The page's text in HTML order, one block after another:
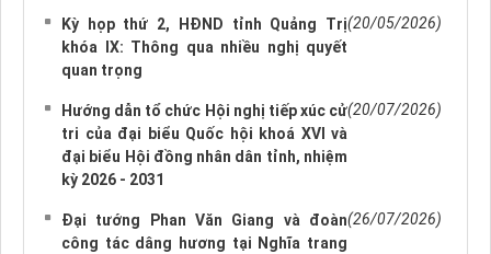
Kỳ họp thứ 2, HĐND tỉnh Quảng Trị
khóa IX: Thông qua nhiều nghị quyết
quan trọng
(20/05/2026)
Hướng dẫn tổ chức Hội nghị tiếp xúc cử
tri của đại biểu Quốc hội khoá XVI và
đại biểu Hội đồng nhân dân tỉnh, nhiệm
kỳ 2026 - 2031
(20/07/2026)
Đại tướng Phan Văn Giang và đoàn
công tác dâng hương tại Nghĩa trang
(26/07/2026)